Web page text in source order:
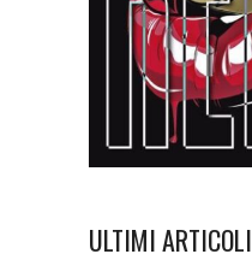
ULTIMI ARTICOLI